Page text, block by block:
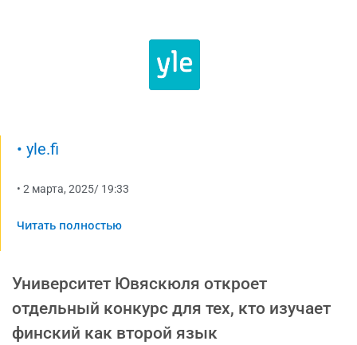
• yle.fi
• 2 марта, 2025/ 19:33
Читать полностью
Университет Ювяскюля откроет
отдельный конкурс для тех, кто изучает
финский как второй язык